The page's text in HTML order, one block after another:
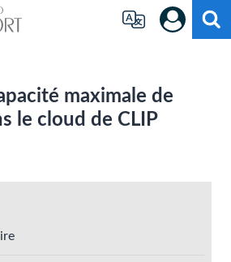
maximale de
le cloud de CLIP